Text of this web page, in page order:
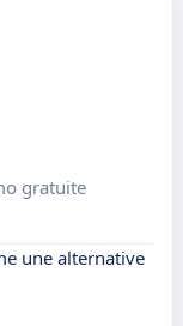
gratuite
une alternative